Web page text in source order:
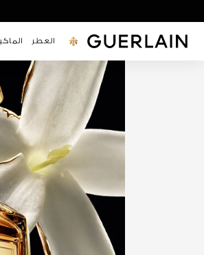
جيرلان - (العودة إلى الصفحة
العطر